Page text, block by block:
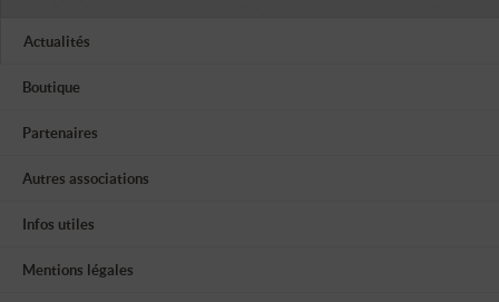
Actualités
Boutique
Partenaires
Autres associations
Infos utiles
Mentions légales